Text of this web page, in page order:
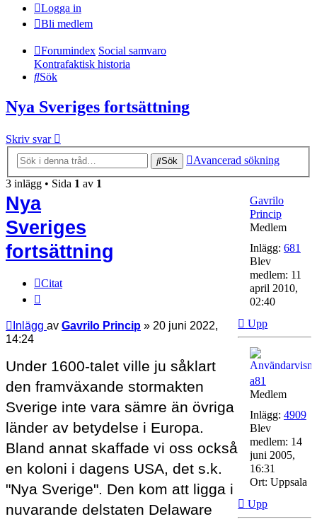
Logga in
Bli medlem
Forumindex Social samvaro
Kontrafaktisk historia
Sök
Nya Sveriges fortsättning
Skriv svar
Sök
Avancerad sökning
3 inlägg • Sida 1 av 1
Gavrilo
Princip
Medlem
Inlägg: 681
Blev
medlem: 11
april 2010,
02:40
Nya
Sveriges
fortsättning
Citat
Inlägg av Gavrilo Princip » 20 juni 2022,
14:24
Under 1600-talet ville ju såklart
den framväxande stormakten
Sverige inte vara sämre än övriga
länder av betydelse i Europa.
Bland annat skaffade vi oss också
en koloni i dagens USA, det s.k.
"Nya Sverige". Den kom att ligga i
nuvarande delstaten Delaware
Upp
a81
Medlem
Inlägg: 4909
Blev
medlem: 14
juni 2005,
16:31
Ort: Uppsala
Upp